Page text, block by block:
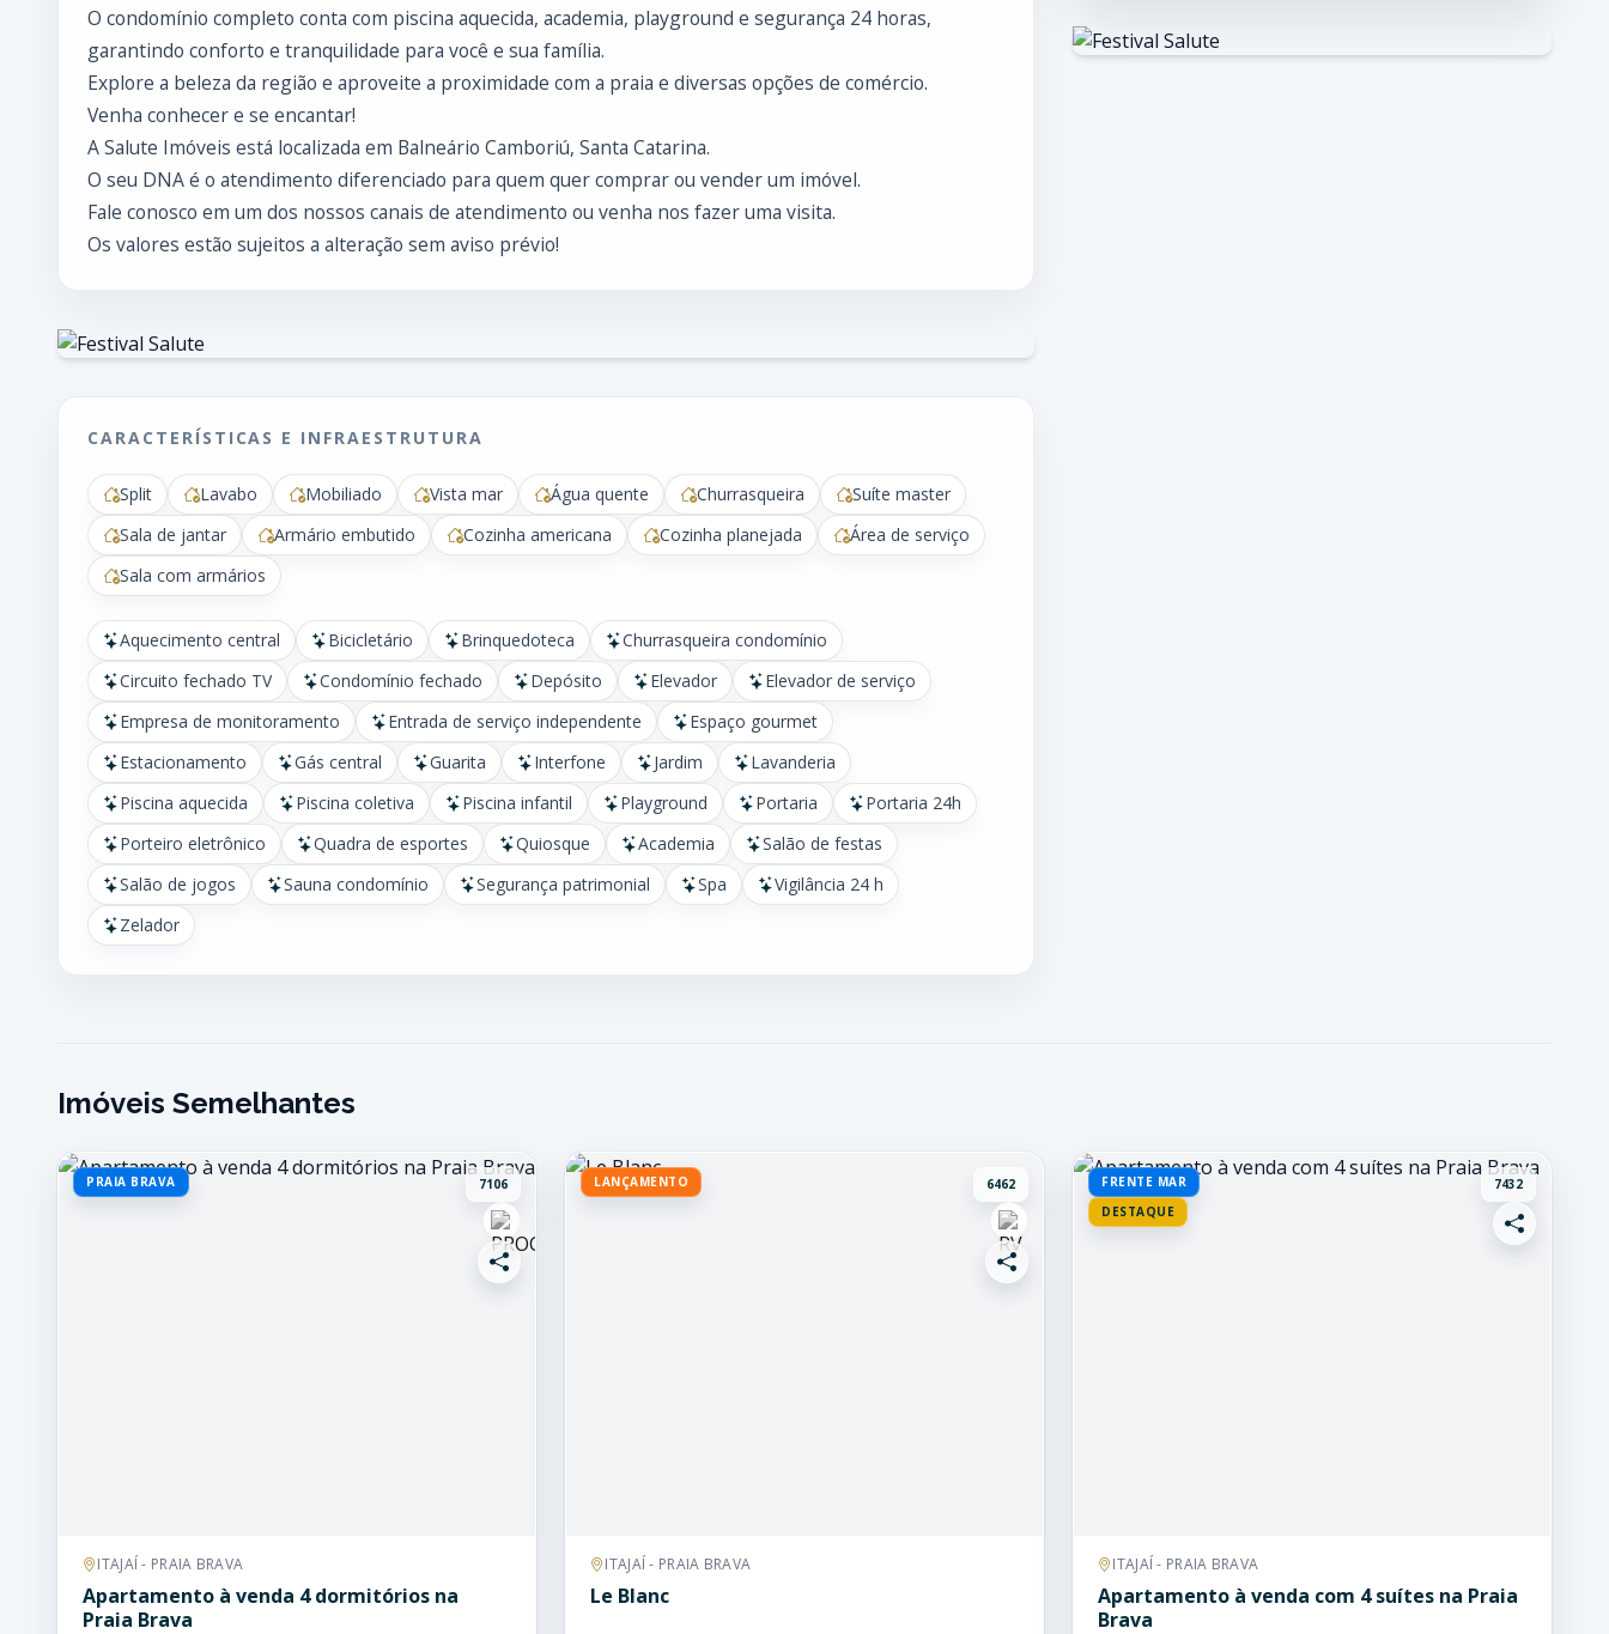
O condomínio completo conta com piscina aquecida, academia, playground e segurança 24 horas,
garantindo conforto e tranquilidade para você e sua família.
Explore a beleza da região e aproveite a proximidade com a praia e diversas opções de comércio.
Venha conhecer e se encantar!
A Salute Imóveis está localizada em Balneário Camboriú, Santa Catarina.
O seu DNA é o atendimento diferenciado para quem quer comprar ou vender um imóvel.
Fale conosco em um dos nossos canais de atendimento ou venha nos fazer uma visita.
Os valores estão sujeitos a alteração sem aviso prévio!
CARACTERÍSTICAS E INFRAESTRUTURA
Split Lavabo Mobiliado Vista mar Água quente Churrasqueira
Suíte master
Sala de jantar
Armário embutido Cozinha americana Cozinha planejada
Área de serviço
Sala com armários
Aquecimento central Bicicletário Brinquedoteca
Churrasqueira condomínio
Circuito fechado TV
Condomínio fechado Depósito Elevador
Elevador de serviço
Empresa de monitoramento
Entrada de serviço independente
Espaço gourmet
Estacionamento
Gás central Guarita Interfone Jardim
Lavanderia
Piscina aquecida
Piscina coletiva Piscina infantil Playground Portaria
Portaria 24h
Porteiro eletrônico
Quadra de esportes Quiosque Academia
Salão de festas
Salão de jogos
Sauna condomínio Segurança patrimonial Spa
Vigilância 24 h
Zelador
Imóveis Semelhantes
PRAIA BRAVA 7106
ITAJAÍ - PRAIA BRAVA
Apartamento à venda 4 dormitórios na
Praia Brava
LANÇAMENTO 6462
ITAJAÍ - PRAIA BRAVA
Le Blanc
FRENTE MAR
DESTAQUE
7432
ITAJAÍ - PRAIA BRAVA
Apartamento à venda com 4 suítes na Praia
Brava